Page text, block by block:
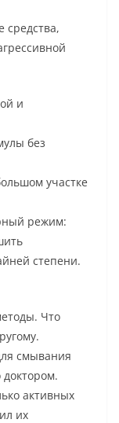
средства,
и
без
участке
режим:
степени.
Что
смывания
доктором.
активных
их